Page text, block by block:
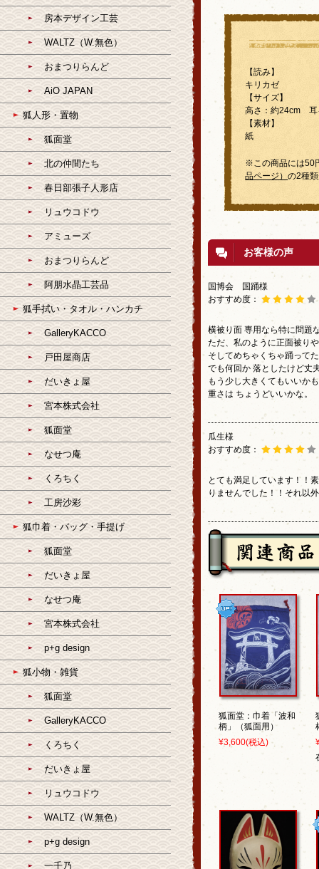
【読み】
キリカゼ
【サイズ】
高さ：約24cm
【素材】
紙
※この商品には50
品ページ）の2種
お客様の声
国博会 国踊様
おすすめ度：
横被り面 専用なら特に問題
ただ、私のように正面被り
そしてめちゃくちゃ踊って
でも何回か 落としたけど丈
もう少し大きくてもいいか
重さは ちょうどいいかな。
瓜生様
おすすめ度：
とても満足しています！！
りませんでした！！それ以
狐面堂：巾着「波和
柄」（狐面用）
¥3,600(税込)
房本デザイン工芸
WALTZ（W.無色）
おまつりらんど
AiO JAPAN
狐人形・置物
狐面堂
北の仲間たち
春日部張子人形店
リュウコドウ
アミューズ
おまつりらんど
阿朋水晶工芸品
狐手拭い・タオル・ハンカチ
GalleryKACCO
戸田屋商店
だいきょ屋
宮本株式会社
狐面堂
なせつ庵
くろちく
工房沙彩
狐巾着・バッグ・手提げ
狐面堂
だいきょ屋
なせつ庵
宮本株式会社
p+g design
狐小物・雑貨
狐面堂
GalleryKACCO
くろちく
だいきょ屋
リュウコドウ
WALTZ（W.無色）
p+g design
一千乃